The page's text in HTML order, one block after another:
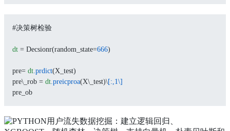
#决策树检验
dt = Decsionr(random_state=666)
pre= dt .prdict(X_test)
pre\_rob = dt .preicproa(X\_test)\[:,1\]
pre_ob